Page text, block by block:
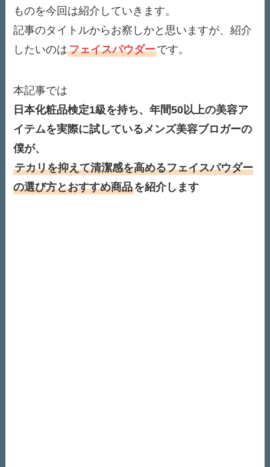
ものを今回は紹介していきます。
記事のタイトルからお察しかと思いますが、紹介
したいのはフェイスパウダーです。
本記事では
日本化粧品検定1級を持ち、年間50以上の美容ア
イテムを実際に試しているメンズ美容ブロガーの
僕が、
テカリを抑えて清潔感を高めるフェイスパウダー
の選び方とおすすめ商品を紹介します